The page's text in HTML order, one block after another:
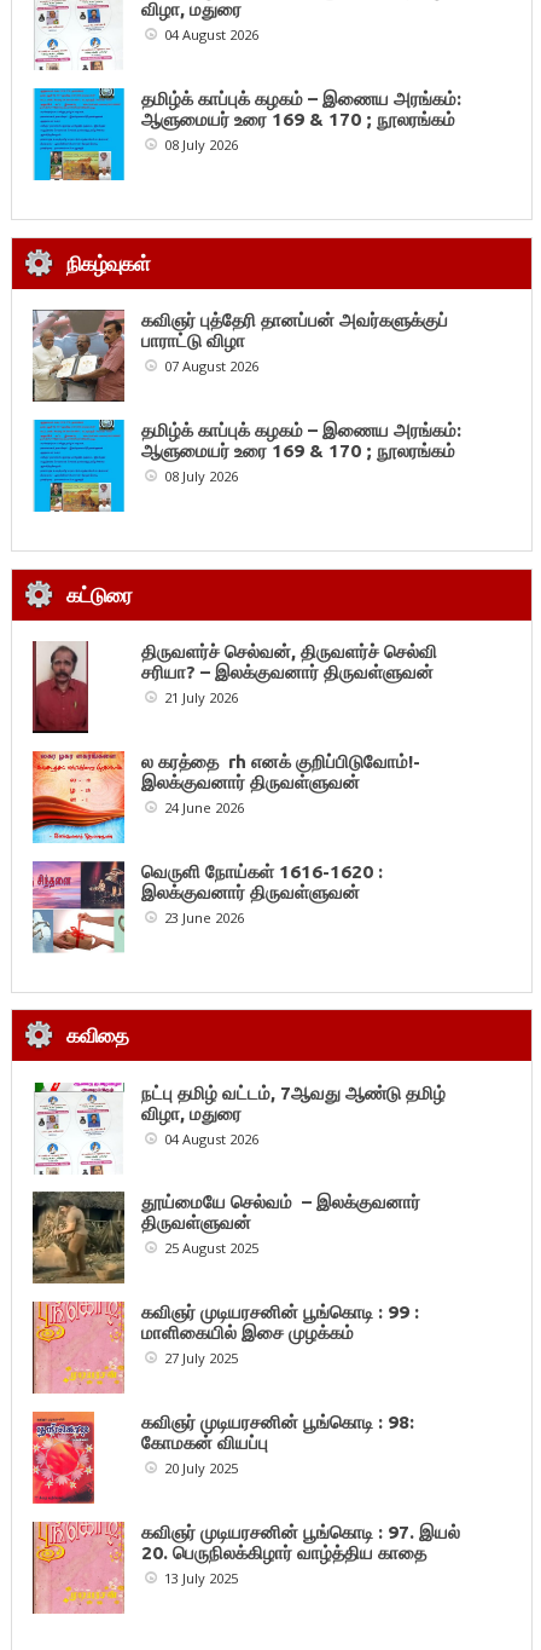
விழா, மதுரை
04 August 2026
தமிழ்க் காப்புக் கழகம் – இணைய அரங்கம்:
ஆளுமையர் உரை 169 & 170 ; நூலரங்கம்
08 July 2026
நிகழ்வுகள்
கவிஞர் புத்தேரி தானப்பன் அவர்களுக்குப்
பாராட்டு விழா
07 August 2026
தமிழ்க் காப்புக் கழகம் – இணைய அரங்கம்:
ஆளுமையர் உரை 169 & 170 ; நூலரங்கம்
08 July 2026
கட்டுரை
திருவளர்ச் செல்வன், திருவளர்ச் செல்வி
சரியா? – இலக்குவனார் திருவள்ளுவன்
21 July 2026
ல கரத்தை rh எனக் குறிப்பிடுவோம்!-
இலக்குவனார் திருவள்ளுவன்
24 June 2026
வெருளி நோய்கள் 1616-1620 :
இலக்குவனார் திருவள்ளுவன்
23 June 2026
கவிதை
நட்பு தமிழ் வட்டம், 7ஆவது ஆண்டு தமிழ்
விழா, மதுரை
04 August 2026
தூய்மையே செல்வம் – இலக்குவனார்
திருவள்ளுவன்
25 August 2025
கவிஞர் முடியரசனின் பூங்கொடி : 99 :
மாளிகையில் இசை முழக்கம்
27 July 2025
கவிஞர் முடியரசனின் பூங்கொடி : 98:
கோமகன் வியப்பு
20 July 2025
கவிஞர் முடியரசனின் பூங்கொடி : 97. இயல்
20. பெருநிலக்கிழார் வாழ்த்திய காதை
13 July 2025